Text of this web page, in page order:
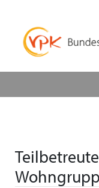
Teilbetreute